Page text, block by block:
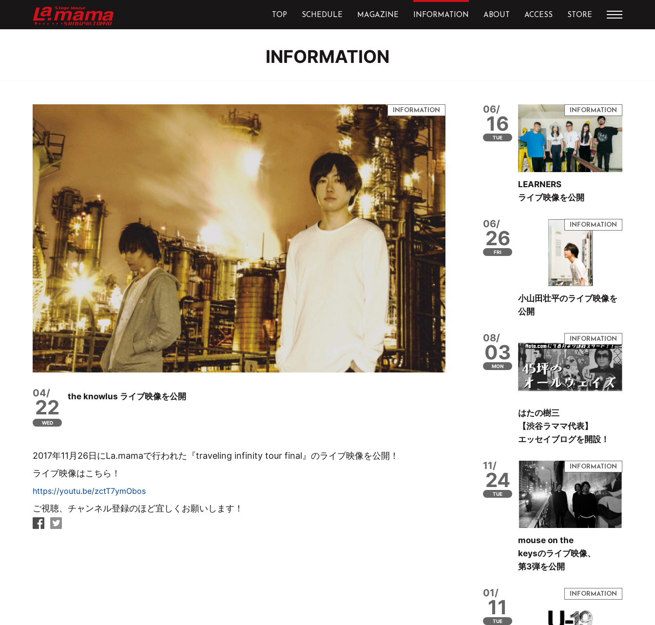
TOP SCHEDULE MAGAZINE INFORMATION ABOUT ACCESS STORE
INFORMATION
04/
22
WED
the knowlus ライブ映像を公開
2017年11月26日にLa.mamaで行われた『traveling infinity tour final』のライブ映像を公開！
ライブ映像はこちら！
https://youtu.be/zctT7ymObos
ご視聴、チャンネル登録のほど宜しくお願いします！
06/
16
TUE
LEARNERS
ライブ映像を公開
06/
26
FRI
小山田壮平のライブ映像を
公開
08/
03
MON
はたの樹三
【渋谷ラママ代表】
エッセイブログを開設！
11/
24
TUE
mouse on the
keysのライブ映像、
第3弾を公開
01/
11
TUE